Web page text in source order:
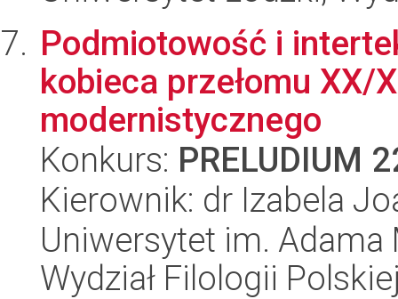
Podmiotowość i
kobieca przełomu XX/
modernistycznego
Konkurs: PRELUDIUM
Kierownik: dr Izabela
Uniwersytet im.
Wydział Filologii